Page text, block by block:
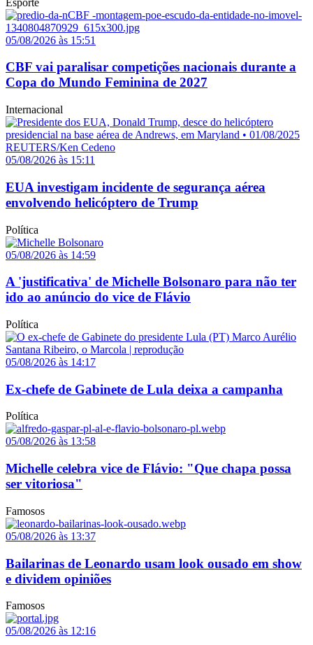
05/08/2026 às 15:51
CBF vai paralisar competições nacionais durante a
Copa do Mundo Feminina de 2027
Internacional
05/08/2026 às 15:11
EUA investigam incidente de segurança aérea
envolvendo helicóptero de Trump
Política
05/08/2026 às 14:59
A 'justificativa' de Michelle Bolsonaro para não ter
ido ao anúncio do vice de Flávio
Política
05/08/2026 às 14:17
Ex-chefe de Gabinete de Lula deixa a campanha
Política
05/08/2026 às 13:58
Michelle celebra vice de Flávio: "Que chapa possa
ser vitoriosa"
Famosos
05/08/2026 às 13:37
Bailarinas de Leonardo usam look ousado em show
e dividem opiniões
Famosos
05/08/2026 às 12:16